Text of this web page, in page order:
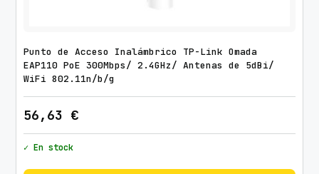
Punto de Acceso Inalámbrico TP-Link Omada
EAP110 PoE 300Mbps/ 2.4GHz/ Antenas de 5dBi/
WiFi 802.11n/b/g
56,63 €
✓ En stock